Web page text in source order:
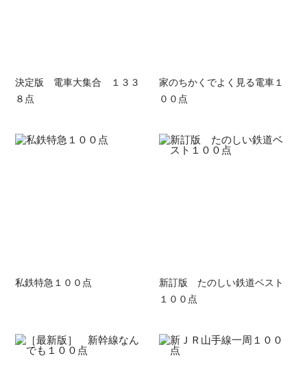
決定版 電車大集合 １３３
８点
家のちかくでよく見る電車１
００点
私鉄特急１００点
新訂版 たのしい鉄道ベスト
１００点